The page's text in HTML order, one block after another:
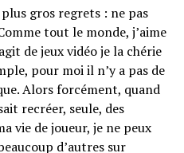
plus gros regrets : ne pas
tout le monde, j’aime
de jeux vidéo je la chérie
pour moi il n’y a pas de
Alors forcément, quand
recréer, seule, des
vie de joueur, je ne peux
d’autres sur